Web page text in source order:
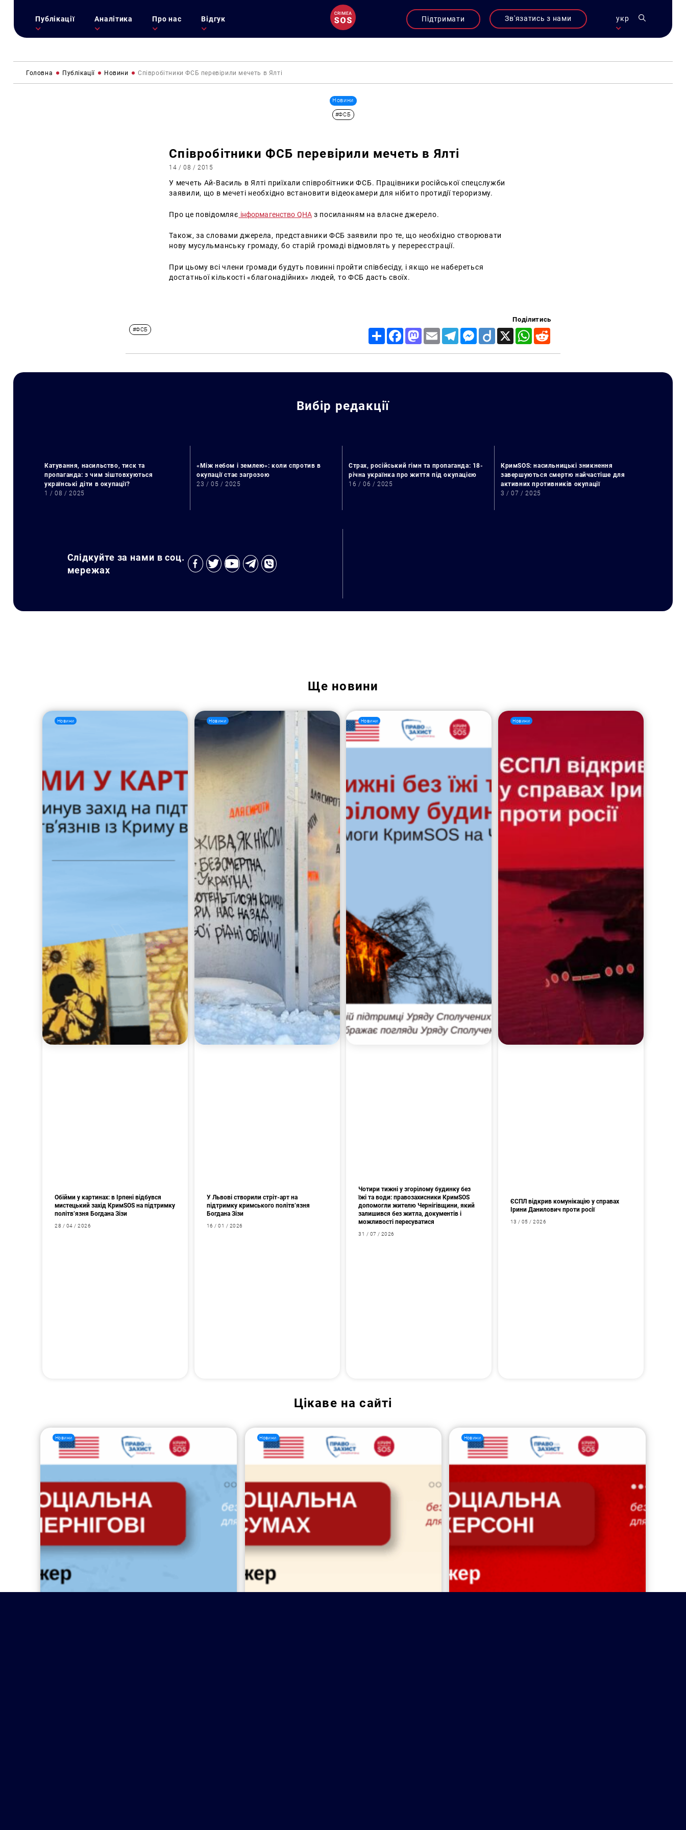
Публікації Аналітика Про нас Відгук Підтримати Зв'язатись з нами укр
Пошук за запитом:
Головна Публікації Новини Співробітники ФСБ перевірили мечеть в Ялті
Новини
#ФСБ
Співробітники ФСБ перевірили мечеть в Ялті
14 / 08 / 2015
У мечеть Ай-Василь в Ялті приїхали співробітники ФСБ. Працівники російської спецслужби
заявили, що в мечеті необхідно встановити відеокамери для нібито протидії тероризму.
Про це повідомляє інформагенство QHA з посиланням на власне джерело.
Також, за словами джерела, представники ФСБ заявили про те, що необхідно створювати
нову мусульманську громаду, бо старій громаді відмовлять у перереєстрації.
При цьому всі члени громади будуть повинні пройти співбесіду, і якщо не набереться
достатньої кількості «благонадійних» людей, то ФСБ дасть своїх.
#ФСБ
Поділитись
Share FacebookMastodon
Email TelegramMessenger
Diigo X WhatsApp
Вибір редакції
Катування, насильство, тиск та
пропаганда: з чим зіштовхуються
українські діти в окупації?
1 / 08 / 2025
«Між небом і землею»: коли спротив в
окупації стає загрозою
23 / 05 / 2025
Страх, російський гімн та пропаганда: 18-
річна українка про життя під окупацією
16 / 06 / 2025
КримSOS: насильницькі зникнення
завершуються смертю найчастіше для
активних противників окупації
3 / 07 / 2025
Слідкуйте за нами в соц.
мережах
Ще новини
Новини
Обійми у картинах: в Ірпені відбувся
мистецький захід КримSOS на підтримку
політв’язня Богдана Зізи
28 / 04 / 2026
Новини
У Львові створили стріт-арт на
підтримку кримського політв’язня
Богдана Зізи
16 / 01 / 2026
Новини
Чотири тижні у згорілому будинку без
їжі та води: правозахисники КримSOS
допомогли жителю Чернігівщини, який
залишився без житла, документів і
можливості пересуватися
31 / 07 / 2026
Новини
ЄСПЛ відкрив комунікацію у справах
Ірини Данилович проти росії
13 / 05 / 2026
Цікаве на сайті
Новини Новини Новини